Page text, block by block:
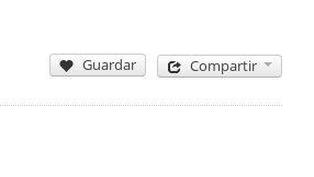
Guardar Compartir